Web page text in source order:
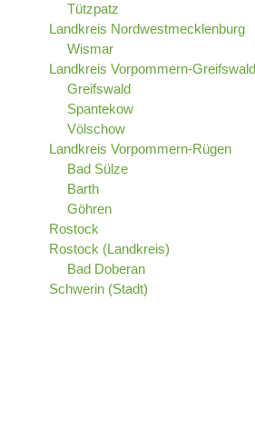
Tützpatz
Landkreis Nordwestmecklenburg
Wismar
Landkreis Vorpommern-Greifswald
Greifswald
Spantekow
Völschow
Landkreis Vorpommern-Rügen
Bad Sülze
Barth
Göhren
Rostock
Rostock (Landkreis)
Bad Doberan
Schwerin (Stadt)